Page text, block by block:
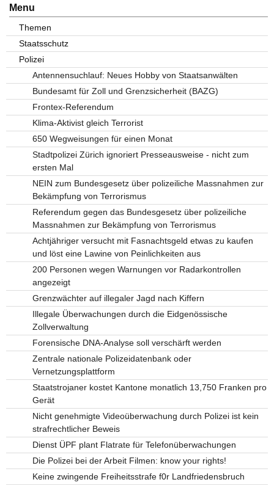
Menu
Themen
Staatsschutz
Polizei
Antennensuchlauf: Neues Hobby von Staatsanwälten
Bundesamt für Zoll und Grenzsicherheit (BAZG)
Frontex-Referendum
Klima-Aktivist gleich Terrorist
650 Wegweisungen für einen Monat
Stadtpolizei Zürich ignoriert Presseausweise - nicht zum
ersten Mal
NEIN zum Bundesgesetz über polizeiliche Massnahmen zur
Bekämpfung von Terrorismus
Referendum gegen das Bundesgesetz über polizeiliche
Massnahmen zur Bekämpfung von Terrorismus
Achtjähriger versucht mit Fasnachtsgeld etwas zu kaufen
und löst eine Lawine von Peinlichkeiten aus
200 Personen wegen Warnungen vor Radarkontrollen
angezeigt
Grenzwächter auf illegaler Jagd nach Kiffern
Illegale Überwachungen durch die Eidgenössische
Zollverwaltung
Forensische DNA-Analyse soll verschärft werden
Zentrale nationale Polizeidatenbank oder
Vernetzungsplattform
Staatstrojaner kostet Kantone monatlich 13,750 Franken pro
Gerät
Nicht genehmigte Videoüberwachung durch Polizei ist kein
strafrechtlicher Beweis
Dienst ÜPF plant Flatrate für Telefonüberwachungen
Die Polizei bei der Arbeit Filmen: know your rights!
Keine zwingende Freiheitsstrafe f0r Landfriedensbruch